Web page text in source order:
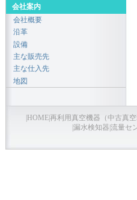
会社案内
会社概要
沿革
設備
主な販売先
主な仕入先
地図
HOME再利用真空機器（中古真空
漏水検知器 流量セ